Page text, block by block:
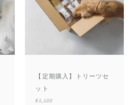
【定期購入】トリーツセ
ット
¥5,500